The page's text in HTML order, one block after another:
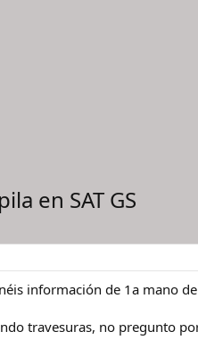
en SAT GS
información de 1a mano
travesuras, no pregunto